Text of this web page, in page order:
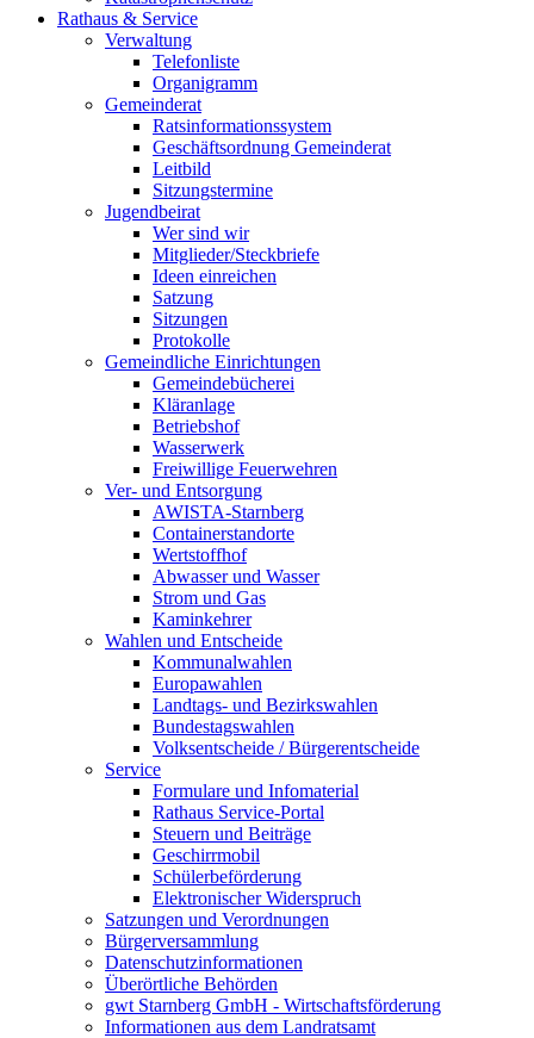
Rathaus & Service
Verwaltung
Telefonliste
Organigramm
Gemeinderat
Ratsinformationssystem
Geschäftsordnung Gemeinderat
Leitbild
Sitzungstermine
Jugendbeirat
Wer sind wir
Mitglieder/Steckbriefe
Ideen einreichen
Satzung
Sitzungen
Protokolle
Gemeindliche Einrichtungen
Gemeindebücherei
Kläranlage
Betriebshof
Wasserwerk
Freiwillige Feuerwehren
Ver- und Entsorgung
AWISTA-Starnberg
Containerstandorte
Wertstoffhof
Abwasser und Wasser
Strom und Gas
Kaminkehrer
Wahlen und Entscheide
Kommunalwahlen
Europawahlen
Landtags- und Bezirkswahlen
Bundestagswahlen
Volksentscheide / Bürgerentscheide
Service
Formulare und Infomaterial
Rathaus Service-Portal
Steuern und Beiträge
Geschirrmobil
Schülerbeförderung
Elektronischer Widerspruch
Satzungen und Verordnungen
Bürgerversammlung
Datenschutzinformationen
Überörtliche Behörden
gwt Starnberg GmbH - Wirtschaftsförderung
Informationen aus dem Landratsamt